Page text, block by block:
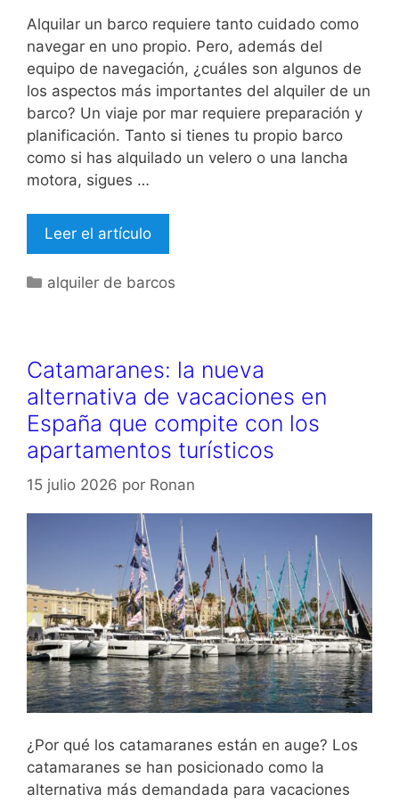
Alquilar un barco requiere tanto cuidado como
navegar en uno propio. Pero, además del
equipo de navegación, ¿cuáles son algunos de
los aspectos más importantes del alquiler de un
barco? Un viaje por mar requiere preparación y
planificación. Tanto si tienes tu propio barco
como si has alquilado un velero o una lancha
motora, sigues …
Leer el artículo
Categorías
alquiler de barcos
Catamaranes: la nueva
alternativa de vacaciones en
España que compite con los
apartamentos turísticos
15 julio 2026 por Ronan
¿Por qué los catamaranes están en auge? Los
catamaranes se han posicionado como la
alternativa más demandada para vacaciones